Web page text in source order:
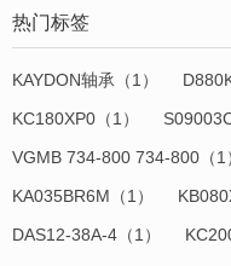
热门标签
KAYDON轴承（1）
KC180XP0（1）
VGMB 734-800 734-800（1
KA035BR6M（1）
DAS12-38A-4（1）